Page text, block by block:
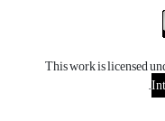
This work is licensed
.